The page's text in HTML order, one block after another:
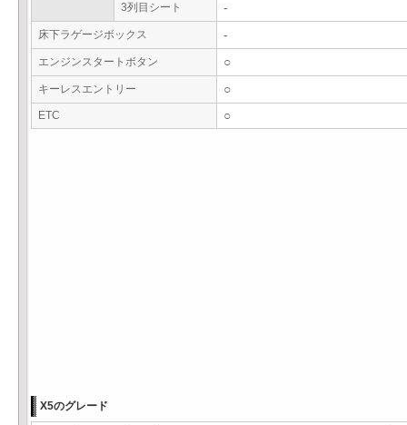
3列目シート -
床下ラゲージボックス -
エンジンスタートボタン ○
キーレスエントリー ○
ETC ○
X5のグレード